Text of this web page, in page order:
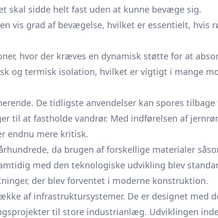
skal sidde helt fast uden at kunne bevæge sig.
vis grad af bevægelse, hvilket er essentielt, hvis
hvor der kræves en dynamisk støtte for at
og termisk isolation, hvilket er vigtigt i mange
De tidligste anvendelser kan spores
til at fastholde vandrør. Med indførelsen af
endnu mere kritisk.
da brugen af forskellige materialer
med den teknologiske udvikling blev
der blev forventet i moderne konstruktion.
af infrastruktursystemer. De er designet med
til store industrianlæg. Udviklingen